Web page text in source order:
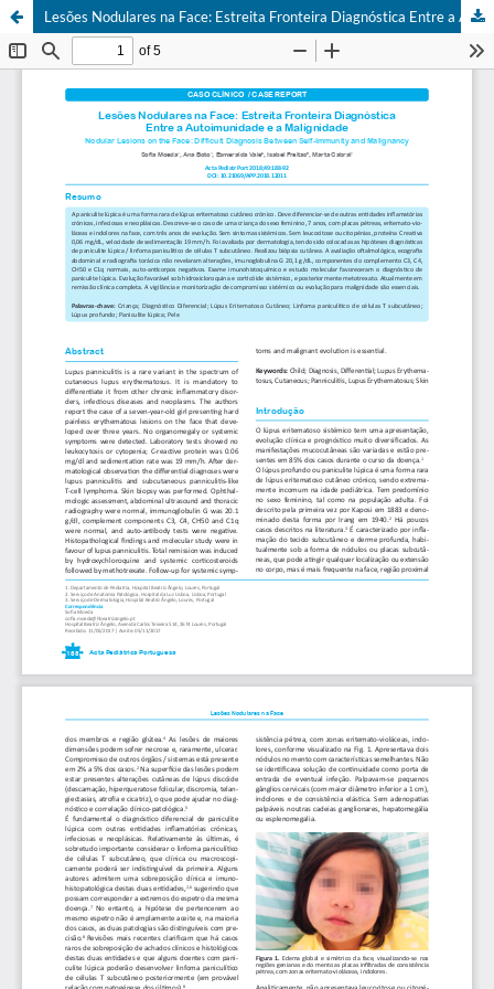
Lesões Nodulares na Face: Estreita Fronteira Diagnóstica Entre a Autoimunidade e a Malignidade